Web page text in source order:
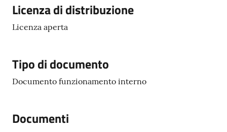
e
t
Sportello
Descrizione
Licenza di distribuzione
Licenza aperta
Tipo di documento
Documento funzionamento interno
Documenti